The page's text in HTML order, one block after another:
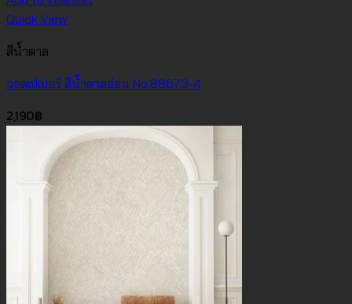
Quick View
สีน้ำตาล
วอลเปเปอร์ สีน้ำตาลอ่อน No.88673-4
2,190฿